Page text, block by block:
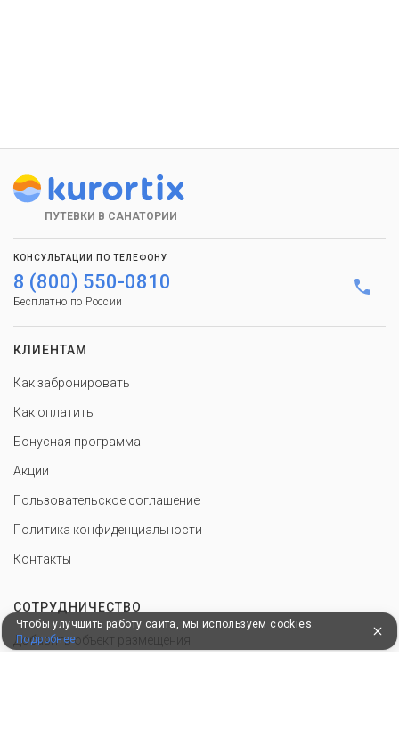
ПУТЕВКИ В САНАТОРИИ
КОНСУЛЬТАЦИИ ПО ТЕЛЕФОНУ
8 (800) 550-0810
Бесплатно по России
КЛИЕНТАМ
Как забронировать
Как оплатить
Бонусная программа
Акции
Пользовательское соглашение
Политика конфиденциальности
Контакты
СОТРУДНИЧЕСТВО
Добавить объект размещения
Чтобы улучшить работу сайта, мы используем cookies.
Подробнее